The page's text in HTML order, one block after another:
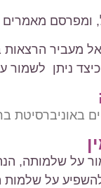
ומפרסם
מעביר הרצאות
ניתן לשמור
באוניברסיטת
על שלמותה,
להשפיע על